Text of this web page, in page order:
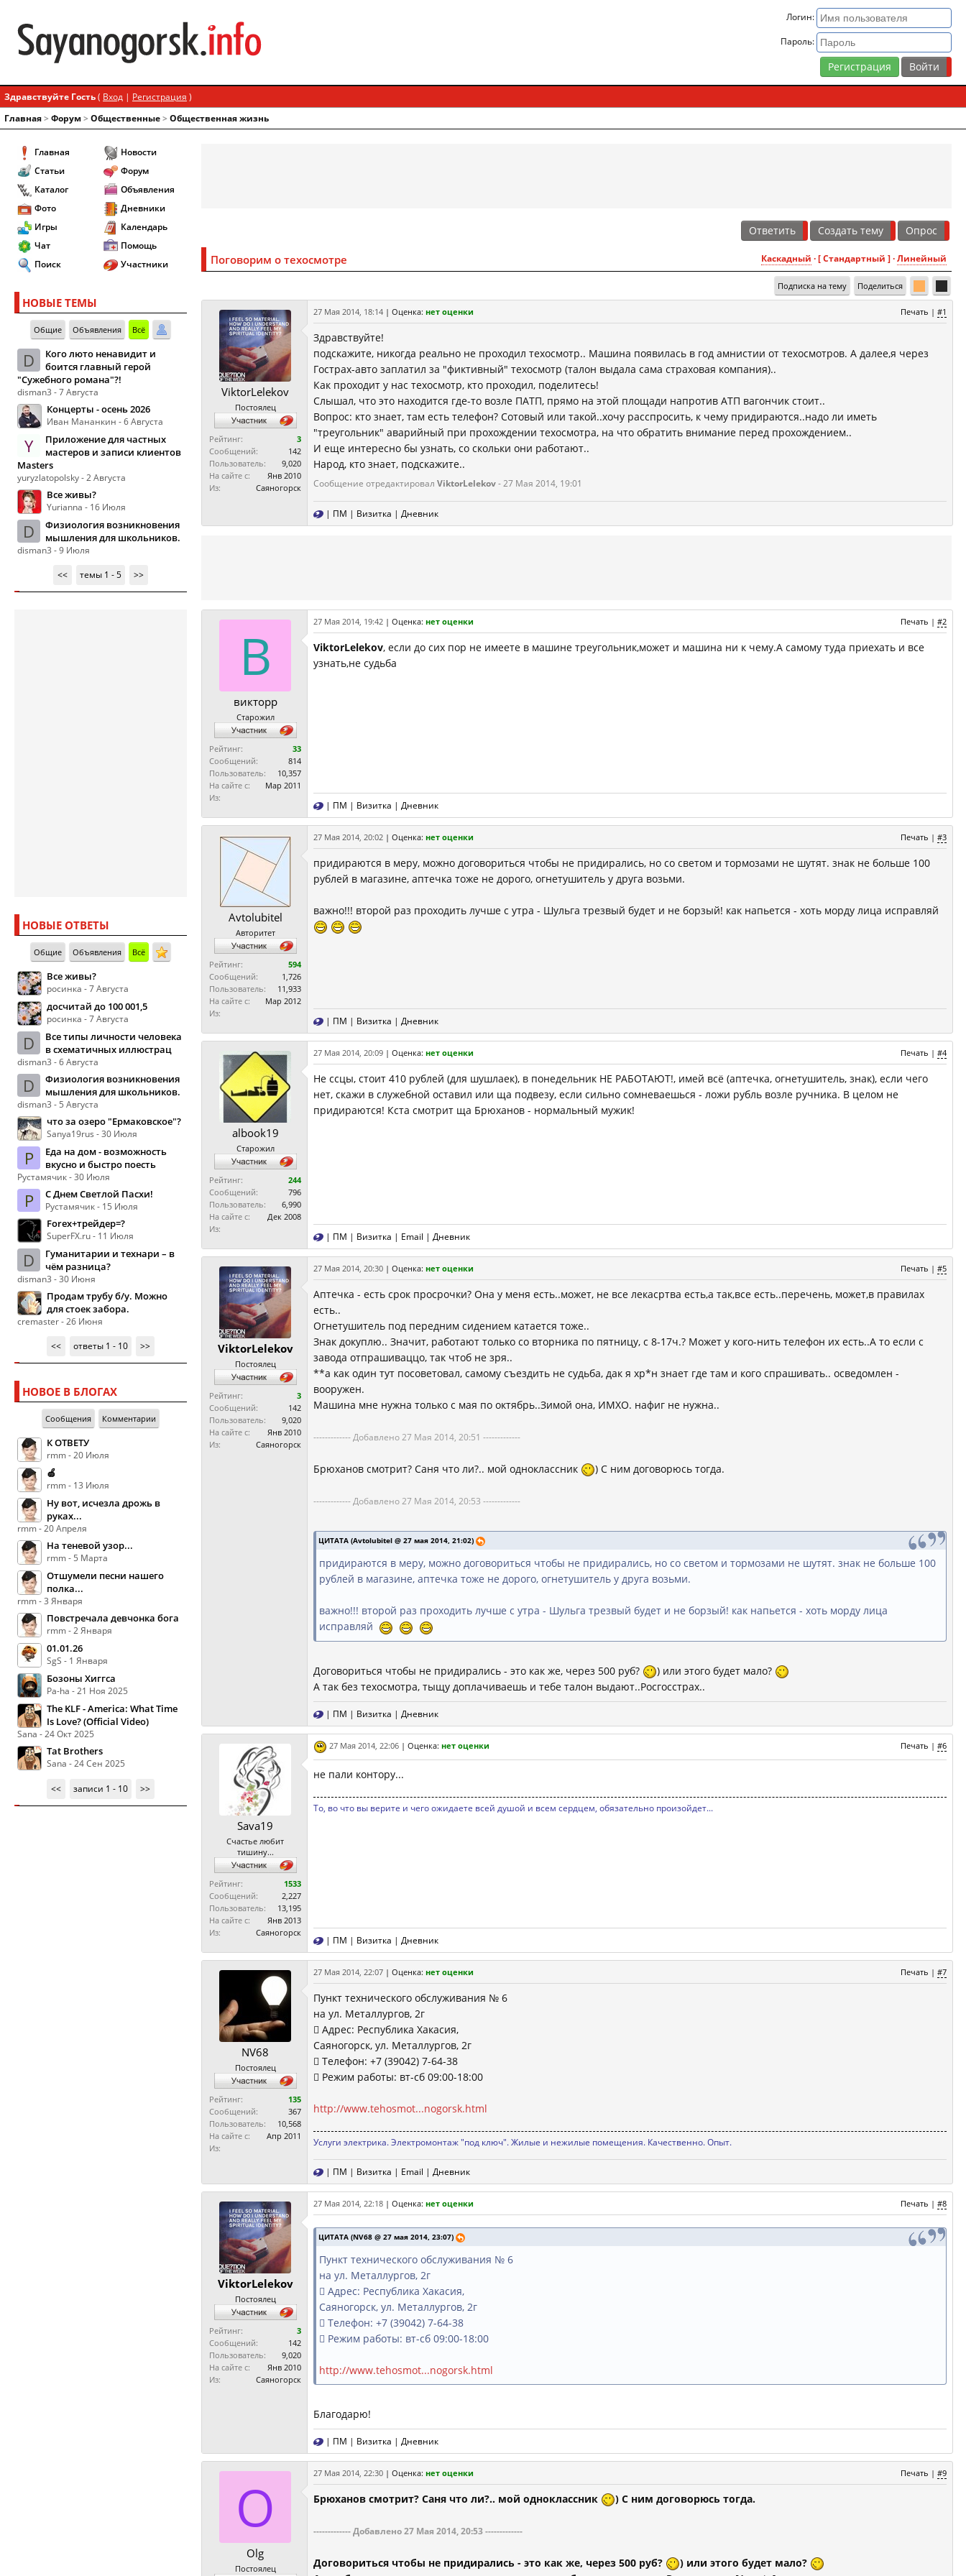
Логин:
Пароль:
Регистрация
Здравствуйте Гость( Вход | Регистрация )
Главная> Форум> Общественные> Общественная жизнь
Главная
Статьи
Каталог
Фото
Игры
Чат
Поиск
Новости
Форум
Объявления
Дневники
Календарь
Помощь
Участники
НОВЫЕ ТЕМЫ
Общие Объявления Всё
D
Кого люто ненавидит и
боится главный герой
"Сужебного романа"?!
disman3 - 7 Августа
Концерты - осень 2026
Иван Мананкин - 6 Августа
Y
Приложение для частных
мастеров и записи клиентов
Masters
yuryzlatopolsky - 2 Августа
Все живы?
Yurianna - 16 Июля
D
Физиология возникновения
мышления для школьников.
disman3 - 9 Июля
<<
темы 1 - 5 >>
НОВЫЕ ОТВЕТЫ
Общие Объявления Всё
Все живы?
росинка - 7 Августа
досчитай до 100 001,5
росинка - 7 Августа
D
Все типы личности человека
в схематичных иллюстрац
disman3 - 6 Августа
D
Физиология возникновения
мышления для школьников.
disman3 - 5 Августа
что за озеро "Ермаковское"?
Sanya19rus - 30 Июля
Р
Еда на дом - возможность
вкусно и быстро поесть
Рустамячик - 30 Июля
Р С Днем Светлой Пасхи!
Рустамячик - 15 Июля
Forex+трейдер=?
SuperFX.ru - 11 Июля
D
Гуманитарии и технари – в
чём разница?
disman3 - 30 Июня
Продам трубу б/у. Можно
для стоек забора.
cremaster - 26 Июня
<<
ответы 1 - 10 >>
НОВОЕ В БЛОГАХ
Сообщения Комментарии
К ОТВЕТУ
rmm - 20 Июля
🍏
rmm - 13 Июля
Ну вот, исчезла дрожь в
руках...
rmm - 20 Апреля
На теневой узор...
rmm - 5 Марта
Отшумели песни нашего
полка...
rmm - 3 Января
Повстречала девчонка бога
rmm - 2 Января
01.01.26
SgS - 1 Января
Бозоны Хиггса
Pa-ha - 21 Ноя 2025
The KLF - America: What Time
Is Love? (Official Video)
Sana - 24 Окт 2025
Tat Brothers
Sana - 24 Сен 2025
<< записи 1 - 10 >>
Ответить Создать тему Опрос
Каскадный · [ Стандартный ] ·Линейный
Поговорим о техосмотре
Подписка на тему Поделиться
ViktorLelekov
Постоялец
Рейтинг:
3
Сообщений:
142
Пользователь:
9,020
На сайте с:
Янв 2010
Из:
Саяногорск
Печать | #1
27 Мая 2014, 18:14 | Оценка: нет оценки
Здравствуйте!
подскажите, никогда реально не проходил техосмотр.. Машина появилась в год амнистии от техосмотров. А далее,я через
Гострах-авто заплатил за "фиктивный" техосмотр (талон выдала сама страховая компания)..
Как проходит у нас техосмотр, кто проходил, поделитесь!
Слышал, что это находится где-то возле ПАТП, прямо на этой площади напротив АТП вагончик стоит..
Вопрос: кто знает, там есть телефон? Сотовый или такой..хочу расспросить, к чему придираются..надо ли иметь
"треугольник" аварийный при прохождении техосмотра, на что обратить внимание перед прохождением..
И еще интересно бы узнать, со скольки они работают..
Народ, кто знает, подскажите..
Сообщение отредактировал ViktorLelekov- 27 Мая 2014, 19:01
| ПМ | Визитка | Дневник
В
викторр
Старожил
Рейтинг:
33
Сообщений:
814
Пользователь:
10,357
На сайте с:
Мар 2011
Из:
Печать | #2
27 Мая 2014, 19:42 | Оценка: нет оценки
ViktorLelekov, если до сих пор не имеете в машине треугольник,может и машина ни к чему.А самому туда приехать и все
узнать,не судьба
| ПМ | Визитка | Дневник
Avtolubitel
Авторитет
Рейтинг:
594
Сообщений:
1,726
Пользователь:
11,933
На сайте с:
Мар 2012
Из:
Печать | #3
27 Мая 2014, 20:02 | Оценка: нет оценки
придираются в меру, можно договориться чтобы не придирались, но со светом и тормозами не шутят. знак не больше 100
рублей в магазине, аптечка тоже не дорого, огнетушитель у друга возьми.
важно!!! второй раз проходить лучше с утра - Шульга трезвый будет и не борзый! как напьется - хоть морду лица исправляй
| ПМ | Визитка | Дневник
albook19
Старожил
Рейтинг:
244
Сообщений:
796
Пользователь:
6,990
На сайте с:
Дек 2008
Из:
Печать | #4
27 Мая 2014, 20:09 | Оценка: нет оценки
Не ссцы, стоит 410 рублей (для шушлаек), в понедельник НЕ РАБОТАЮТ!, имей всё (аптечка, огнетушитель, знак), если чего
нет, скажи в служебной оставил или ща подвезу, если сильно сомневаешься - ложи рубль возле ручника. В целом не
придираются! Кста смотрит ща Брюханов - нормальный мужик!
| ПМ | Визитка | Email | Дневник
ViktorLelekov
Постоялец
Рейтинг:
3
Сообщений:
142
Пользователь:
9,020
На сайте с:
Янв 2010
Из:
Саяногорск
Печать | #5
27 Мая 2014, 20:30 | Оценка: нет оценки
Аптечка - есть срок просрочки? Она у меня есть..может, не все лекасртва есть,а так,все есть..перечень, может,в правилах
есть..
Огнетушитель под передним сидением катается тоже..
Знак докуплю.. Значит, работают только со вторника по пятницу, с 8-17ч.? Может у кого-нить телефон их есть..А то если с
завода отпрашиваццо, так чтоб не зря..
**а как один тут посоветовал, самому съездить не судьба, дак я хр*н знает где там и кого спрашивать.. осведомлен -
вооружен.
Машина мне нужна только с мая по октябрь..Зимой она, ИМХО. нафиг не нужна..
------------- Добавлено 27 Мая 2014, 20:51 -------------
Брюханов смотрит? Саня что ли?.. мой одноклассник ) С ним договорюсь тогда.
------------- Добавлено 27 Мая 2014, 20:53 -------------
ЦИТАТА (Avtolubitel @ 27 мая 2014, 21:02)
придираются в меру, можно договориться чтобы не придирались, но со светом и тормозами не шутят. знак не больше 100
рублей в магазине, аптечка тоже не дорого, огнетушитель у друга возьми.
важно!!! второй раз проходить лучше с утра - Шульга трезвый будет и не борзый! как напьется - хоть морду лица
исправляй
Договориться чтобы не придирались - это как же, через 500 руб?
) или этого будет мало?
А так без техосмотра, тыщу доплачиваешь и тебе талон выдают..Росгосстрах..
| ПМ | Визитка | Дневник
Sava19
Счастье любит
тишину...
Рейтинг:
1533
Сообщений:
2,227
Пользователь:
13,195
На сайте с:
Янв 2013
Из:
Саяногорск
Печать | #6
27 Мая 2014, 22:06 | Оценка: нет оценки
не пали контору...
То, во что вы верите и чего ожидаете всей душой и всем сердцем, обязательно произойдет...
| ПМ | Визитка | Дневник
NV68
Постоялец
Рейтинг:
135
Сообщений:
367
Пользователь:
10,568
На сайте с:
Апр 2011
Из:
Печать | #7
27 Мая 2014, 22:07 | Оценка: нет оценки
Пункт технического обслуживания № 6
на ул. Металлургов, 2г
 Адрес: Республика Хакасия,
Саяногорск, ул. Металлургов, 2г
 Телефон: +7 (39042) 7-64-38
 Режим работы: вт-сб 09:00-18:00
http://www.tehosmot...nogorsk.html
Услуги электрика. Электромонтаж "под ключ". Жилые и нежилые помещения. Качественно. Опыт.
| ПМ | Визитка | Email | Дневник
ViktorLelekov
Постоялец
Рейтинг:
3
Сообщений:
142
Пользователь:
9,020
На сайте с:
Янв 2010
Из:
Саяногорск
Печать | #8
27 Мая 2014, 22:18 | Оценка: нет оценки
ЦИТАТА (NV68 @ 27 мая 2014, 23:07)
Пункт технического обслуживания № 6
на ул. Металлургов, 2г
 Адрес: Республика Хакасия,
Саяногорск, ул. Металлургов, 2г
 Телефон: +7 (39042) 7-64-38
 Режим работы: вт-сб 09:00-18:00
http://www.tehosmot...nogorsk.html
Благодарю!
| ПМ | Визитка | Дневник
O
Olg
Постоялец
Печать | #9
27 Мая 2014, 22:30 | Оценка: нет оценки
Брюханов смотрит? Саня что ли?.. мой одноклассник ) С ним договорюсь тогда.
------------- Добавлено 27 Мая 2014, 20:53 -------------
Договориться чтобы не придирались - это как же, через 500 руб?
) или этого будет мало?